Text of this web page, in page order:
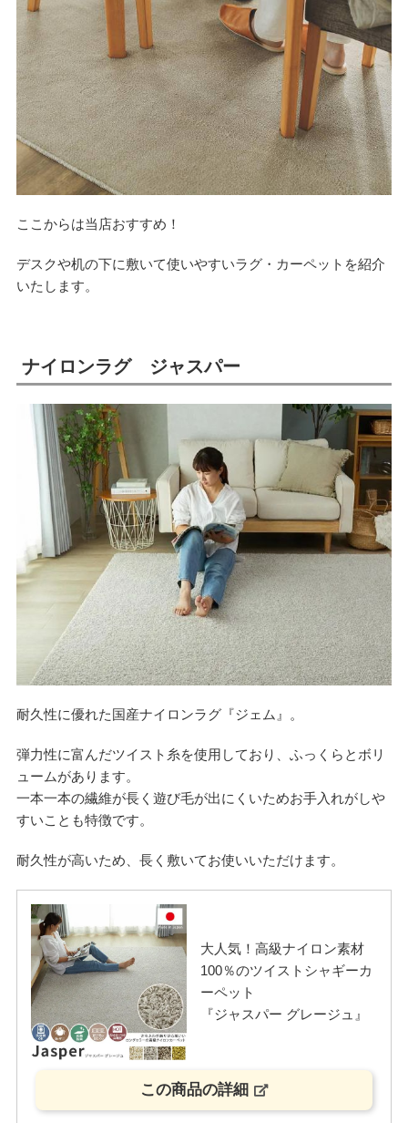
ここからは当店おすすめ！
デスクや机の下に敷いて使いやすいラグ・カーペットを紹介
いたします。
ナイロンラグ ジャスパー
耐久性に優れた国産ナイロンラグ『ジェム』。
弾力性に富んだツイスト糸を使用しており、ふっくらとボリ
ュームがあります。
一本一本の繊維が長く遊び毛が出にくいためお手入れがしや
すいことも特徴です。
耐久性が高いため、長く敷いてお使いいただけます。
大人気！高級ナイロン素材
100％のツイストシャギーカ
ーペット
『ジャスパー グレージュ』
この商品の詳細